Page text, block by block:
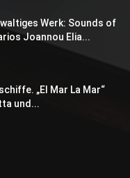
Werk: Sounds of
Joannou Elia...
„El Mar La Mar“
und...